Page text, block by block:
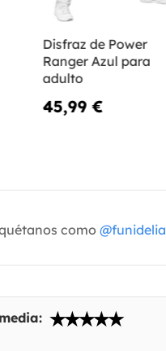
Disfraz de Power
Ranger Azul para
adulto
45,99 €
como @funidelia